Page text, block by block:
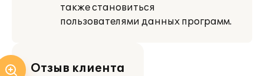
также становиться
пользователями данных программ.
Отзыв клиента